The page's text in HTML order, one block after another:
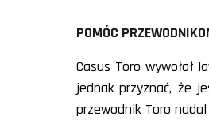
POMÓC
Casus Toro wywołał
jednak przyznać, że
przewodnik Toro